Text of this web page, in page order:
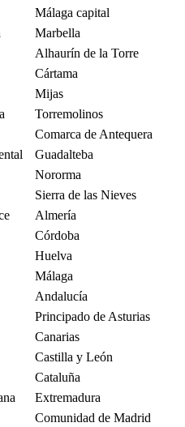
Málaga capital
Marbella
Alhaurín de la Torre
Cártama
Mijas
Torremolinos
Comarca de Antequera
Guadalteba
Nororma
Sierra de las Nieves
Almería
Córdoba
Huelva
Málaga
Andalucía
Principado de Asturias
Canarias
Castilla y León
Cataluña
Extremadura
Comunidad de Madrid